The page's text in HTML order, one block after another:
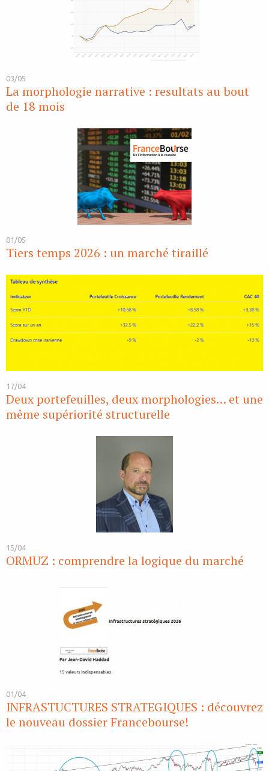
03/05
La morphologie narrative : resultats au bout
de 18 mois
01/05
Tiers temps 2026 : un marché tiraillé
17/04
Deux portefeuilles, deux morphologies… et une
même supériorité structurelle
15/04
ORMUZ : comprendre la logique du marché
01/04
INFRASTUCTURES STRATEGIQUES : découvrez
le nouveau dossier Francebourse!